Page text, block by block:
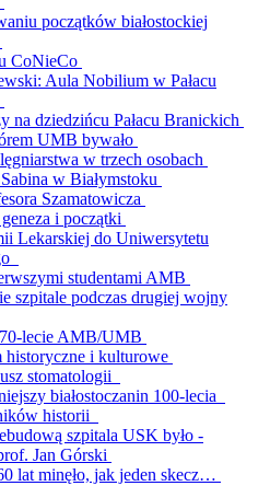
początków białostockiej
CoNieCo
Aula Nobilium w Pałacu
na dziedzińcu Pałacu Branickich
UMB bywało
w trzech osobach
w Białymstoku
Szamatowicza
i początki
Lekarskiej do Uniwersytetu
studentami AMB
szpitale podczas drugiej wojny
lecie AMB/UMB
historyczne i kulturowe
stomatologii
białostoczanin 100-lecia
historii
szpitala USK było -
Jan Górski
lat minęło, jak jeden skecz…